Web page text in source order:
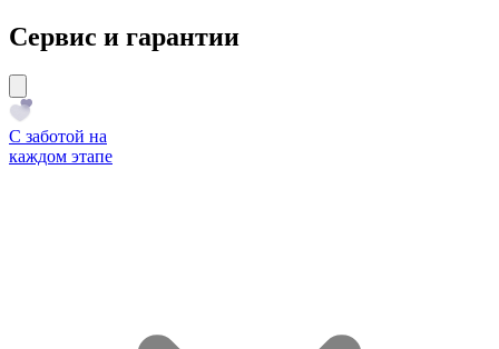
Сервис и гарантии
С заботой на
каждом этапе